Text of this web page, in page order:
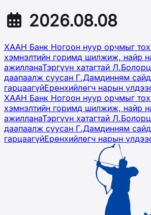
2026.08.08
ХААН Банк Ногоон нуур орчмыг
хэмнэлтийн горимд шилжиж, найр
ажилланаТэргүүн хатагтай
даапаалж суусан Г.Дамдинням
гарцаагүйЕрөнхийлөгч нарын
ХААН Банк Ногоон нуур орчмыг
хэмнэлтийн горимд шилжиж, найр
ажилланаТэргүүн хатагтай
даапаалж суусан Г.Дамдинням
гарцаагүйЕрөнхийлөгч нарын